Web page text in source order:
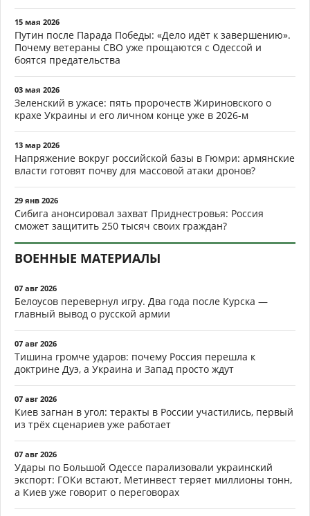
15 мая 2026
Путин после Парада Победы: «Дело идёт к завершению».
Почему ветераны СВО уже прощаются с Одессой и
боятся предательства
03 мая 2026
Зеленский в ужасе: пять пророчеств Жириновского о
крахе Украины и его личном конце уже в 2026-м
13 мар 2026
Напряжение вокруг российской базы в Гюмри: армянские
власти готовят почву для массовой атаки дронов?
29 янв 2026
Сибига анонсировал захват Приднестровья: Россия
сможет защитить 250 тысяч своих граждан?
ВОЕННЫЕ МАТЕРИАЛЫ
07 авг 2026
Белоусов перевернул игру. Два года после Курска —
главный вывод о русской армии
07 авг 2026
Тишина громче ударов: почему Россия перешла к
доктрине Дуэ, а Украина и Запад просто ждут
07 авг 2026
Киев загнан в угол: теракты в России участились, первый
из трёх сценариев уже работает
07 авг 2026
Удары по Большой Одессе парализовали украинский
экспорт: ГОКи встают, Метинвест теряет миллионы тонн,
а Киев уже говорит о переговорах